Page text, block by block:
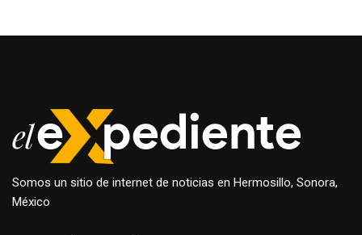
Somos un sitio de internet de noticias en Hermosillo, Sonora,
México